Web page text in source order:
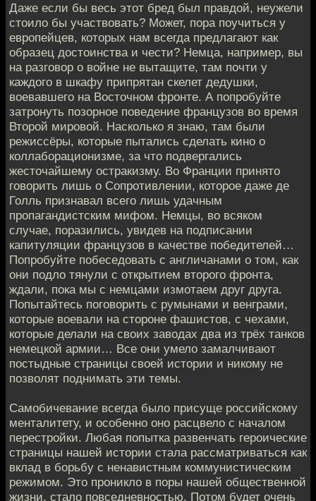
Даже если бы весь этот бред был правдой, неужели
стоило бы участвовать? Может, пора поучиться у
европейцев, которых нам всегда предлагают как
образец достоинства и чести? Немца, например, вы
на разговор о войне не вытащите, там почти у
каждого в шкафу припрятан скелет дедушки,
воевавшего на Восточном фронте. А попробуйте
затронуть позорное поведение французов во время
Второй мировой. Насколько я знаю, там были
режиссёры, которые пытались сделать кино о
коллаборационизме, за что подвергались
жесточайшему остракизму. Во Франции принято
говорить лишь о Сопротивлении, которое даже де
Голль признавал всего лишь удачным
пропагандистским мифом. Немцы, во всяком
случае, поразились, увидев на подписании
капитуляции французов в качестве победителей…
Попробуйте побеседовать с англичанами о том, как
они подло тянули с открытием второго фронта,
ждали, пока мы с немцами измотаем друг друга.
Попытайтесь поговорить с румынами и венграми,
которые воевали на стороне фашистов, с чехами,
которые делали на своих заводах два из трёх танков
немецкой армии… Все они умело замалчивают
постыдные страницы своей истории и никому не
позволят поднимать эти темы.
Самобичевание всегда было присуще российскому
менталитету, и особенно оно расцвело с началом
перестройки. Любая попытка развенчать героические
страницы нашей истории стала рассматриваться как
вклад в борьбу с ненавистным коммунистическим
режимом. Это проникло в поры нашей общественной
жизни, стало повседневностью. Потом будет очень